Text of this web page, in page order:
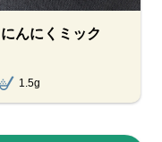
んにくミック
1.5g